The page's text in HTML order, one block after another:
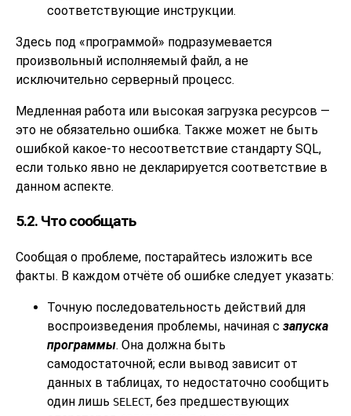
соответствующие инструкции.
Здесь под «программой» подразумевается
произвольный исполняемый файл, а не
исключительно серверный процесс.
Медленная работа или высокая загрузка ресурсов —
это не обязательно ошибка. Также может не быть
ошибкой какое-то несоответствие стандарту SQL,
если только явно не декларируется соответствие в
данном аспекте.
5.2. Что сообщать
Сообщая о проблеме, постарайтесь изложить все
факты. В каждом отчёте об ошибке следует указать:
Точную последовательность действий для
воспроизведения проблемы, начиная с запуска
программы. Она должна быть
самодостаточной; если вывод зависит от
данных в таблицах, то недостаточно сообщить
один лишь SELECT, без предшествующих